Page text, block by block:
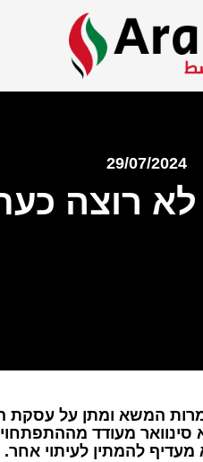
29/07/2024
לא רוצה
המשא ומתן על עסקת
סינוואר מעודד
להמתין לעיתוי אחר.